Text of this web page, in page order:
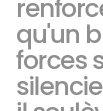
qu'un
forces